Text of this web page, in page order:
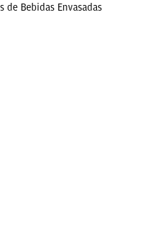
de Bebidas Envasadas